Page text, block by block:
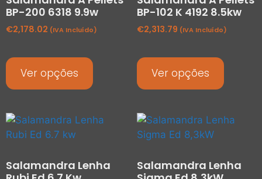
BP-200 6318 9.9w
€2,178.02 (IVA Incluído)
Ver opções
BP-102 K 4192 8.5kw
€2,313.79 (IVA Incluído)
Ver opções
Salamandra Lenha
Salamandra Lenha